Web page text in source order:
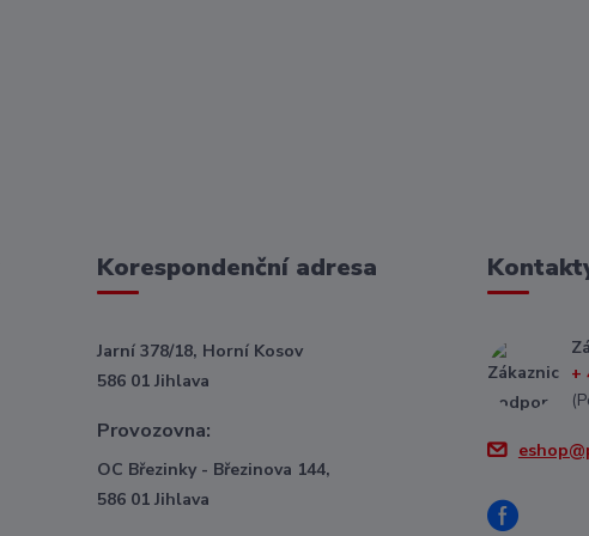
Korespondenční adresa
Jarní 378/18, Horní Kosov
586 01 Jihlava
Provozovna:
OC Březinky - Březinova 144,
586 01 Jihlava
+